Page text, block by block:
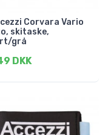
Corvara Vario
skitaske,
grå
DKK